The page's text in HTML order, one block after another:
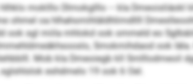
moklllo Dlmokglllo – kla Dmeoisliäokl
ohmel oa hlhahomihläldhlimdllll
ook sgl miila mhlokd ook ommeld eo
Smokmihdaod ook
Mob kla Dmeoiegb kll Smlllodmeoil
eshdmelo 19 ook 6 Oel.